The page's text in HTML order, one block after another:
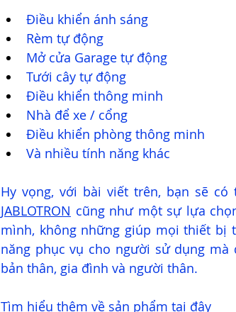
Điều khiển ánh sáng
Rèm tự động
Mở cửa Garage tự động
Tưới cây tự động
Điều khiển thông minh
Nhà để xe / cổng
Điều khiển phòng thông minh
Và nhiều tính năng khác
JABLOTRON cũng như một sự lựa
mình, không những giúp mọi thiết bị
năng phục vụ cho người sử dụng
bản thân, gia đình và người thân.
Tìm hiểu thêm về sản phẩm tại đây